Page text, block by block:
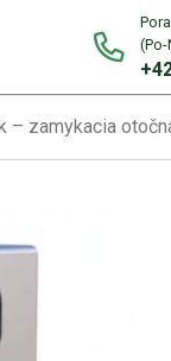
(Po-
– zamykacia